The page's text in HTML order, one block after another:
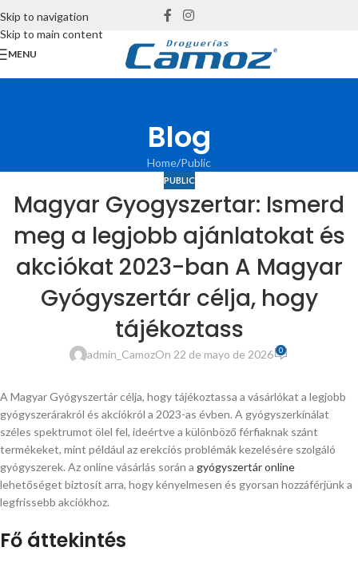
Skip to navigation
Skip to main content
MENU
Blog
Home Public
PUBLIC
Magyar Gyogyszertar: Ismerd
meg a legjobb ajánlatokat és
akciókat 2023-ban A Magyar
Gyógyszertár célja, hogy
tájékoztass
admin_CamozOn 22 de mayo de 2026 0
A Magyar Gyógyszertár célja, hogy tájékoztassa a vásárlókat a legjobb
gyógyszerárakról és akciókról a 2023-as évben. A gyógyszerkínálat
széles spektrumot ölel fel, ideértve a különböző férfiaknak szánt
termékeket, mint például az erekciós problémák kezelésére szolgáló
gyógyszerek. Az online vásárlás során a gyógyszertár online
lehetőséget biztosít arra, hogy kényelmesen és gyorsan hozzáférjünk a
legfrissebb akciókhoz.
Fő áttekintés